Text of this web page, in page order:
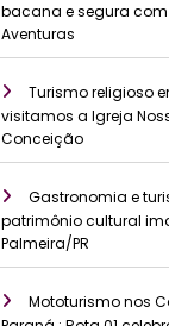
bacana e segura
Aventuras
Turismo religioso
visitamos a Igreja
Conceição
Gastronomia e
patrimônio cultural
Palmeira/PR
Mototurismo nos